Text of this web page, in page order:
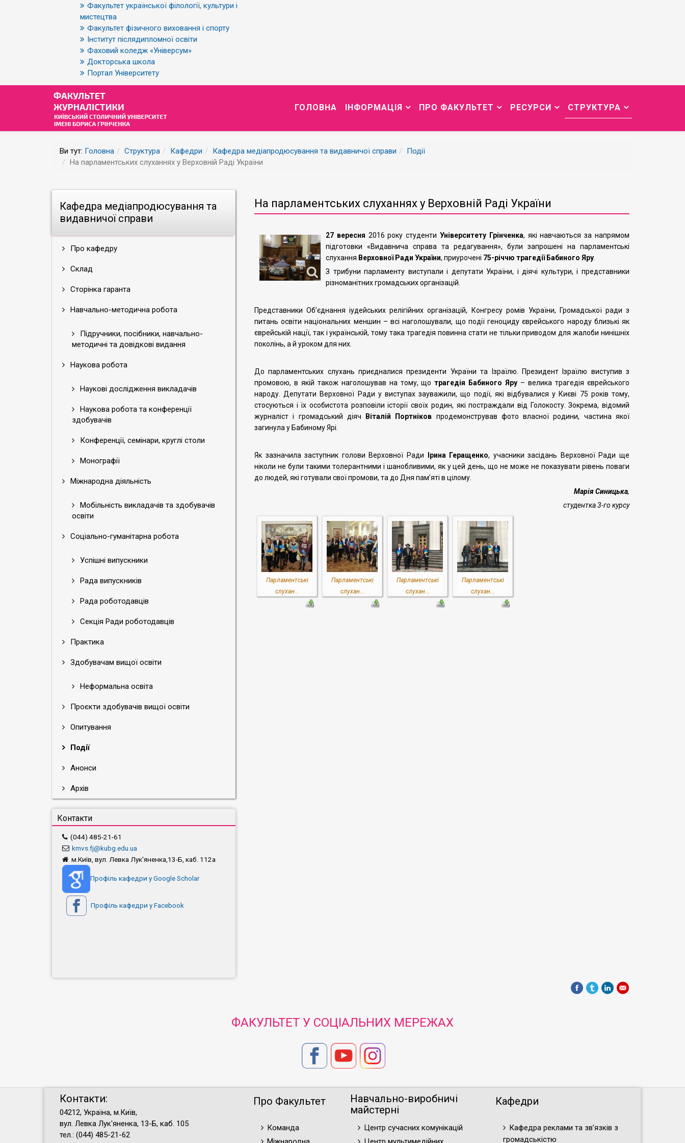
Факультет української філології, культури і
мистецтва
Факультет фізичного виховання і спорту
Інститут післядипломної освіти
Фаховий коледж «Універсум»
Докторська школа
Портал Університету
ГОЛОВНА ІНФОРМАЦІЯ ПРО ФАКУЛЬТЕТ РЕСУРСИ СТРУКТУРА
Ви тут: Головна Структура Кафедри Кафедра медіапродюсування та видавничої справи
Події
На парламентських слуханнях у Верховній Раді України
Кафедра медіапродюсування та
видавничої справи
Про кафедру
Склад
Сторінка гаранта
Навчально-методична робота
Підручники, посібники, навчально-
методичні та довідкові видання
Наукова робота
Наукові дослідження викладачів
Наукова робота та конференції
здобувачів
Конференції, семінари, круглі столи
Монографії
Міжнародна діяльність
Мобільність викладачів та здобувачів
освіти
Соціально-гуманітарна робота
Успішні випускники
Рада випускників
Рада роботодавців
Секція Ради роботодавців
Практика
Здобувачам вищої освіти
Неформальна освіта
Проєкти здобувачів вищої освіти
Опитування
Події
Анонси
Архів
Контакти
(044) 485-21-61
kmvs.fj@kubg.edu.ua
м.Київ, вул. Левка Лук'яненка,13-Б, каб. 112а
Профіль кафедри у Google Scholar
Профіль кафедри у Facebook
На парламентських слуханнях у Верховній Раді України
27 вересня 2016 року студентиУніверситету Грінченка, які навчаються за напрямом
підготовки «Видавнича справа та редагування», були запрошені на парламентські
слухання Верховної Ради України, приурочені 75-річчю трагедії Бабиного Яру
З трибуни парламенту виступали і депутати України, і діячі культури, і представники
різноманітних громадських організацій.
Представники Об’єднання іудейських релігійних організацій, Конгресу ромів України, Громадської ради з
питань освіти національних меншин – всі наголошували, що події геноциду єврейського народу близькі як
єврейській нації, так і українській, тому така трагедія повинна стати не тільки приводом для жалоби нинішніх
поколінь, а й уроком для них.
До парламентських слухань приєдналися президенти України та Ізраїлю. Президент Ізраїлю виступив з
промовою, в якій також наголошував на тому, щотрагедія Бабиного Яру – велика трагедія єврейського
народу. Депутати Верховної Ради у виступах зауважили, що події, які відбувалися у Києві 75 років тому,
стосуються і їх особистота розповіли історії своїх родин, які постраждали від Голокосту. Зокрема, відомий
журналіст і громадський діяч
Віталій Портніков продемонстрував фото власної родини, частина якої
загинула у Бабиному Ярі.
Як зазначила заступник голови Верховної Ради Ірина Геращенко, учасники засідань Верховної Ради ще
ніколи не були такими толерантними і шанобливими, як у цей день, що не може не показувати рівень поваги
до людей, які готували свої промови, та до Дня пам’яті в цілому.
Марія Синицька,
студентка 3-го курсу
Парламентські
слухан...
Парламентські
слухан...
Парламентські
слухан...
Парламентські
слухан...
ФАКУЛЬТЕТ У СОЦІАЛЬНИХ МЕРЕЖАХ
Контакти:
04212, Україна, м.Київ,
вул. Левка Лук'яненка, 13-Б, каб. 105
тел.: (044) 485-21-62
Про Факультет
Команда
Навчально-виробничі
майстерні
Центр сучасних комунікацій
Кафедри
Кафедра реклами та зв’язків з
громадськістю